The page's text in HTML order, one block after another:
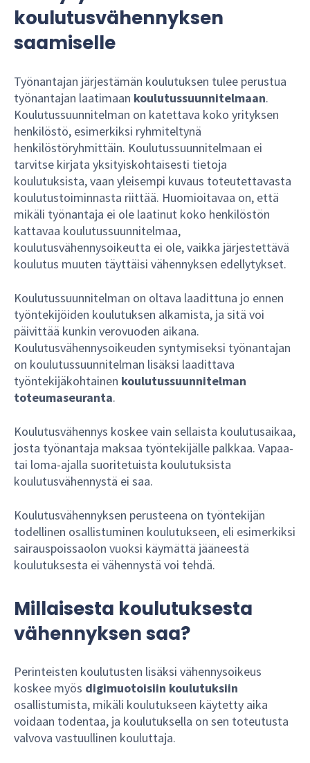
koulutusvähennyksen
saamiselle
Työnantajan järjestämän koulutuksen tulee perustua
työnantajan laatimaan koulutussuunnitelmaan.
Koulutussuunnitelman on katettava koko yrityksen
henkilöstö, esimerkiksi ryhmiteltynä
henkilöstöryhmittäin. Koulutussuunnitelmaan ei
tarvitse kirjata yksityiskohtaisesti tietoja
koulutuksista, vaan yleisempi kuvaus toteutettavasta
koulutustoiminnasta riittää. Huomioitavaa on, että
mikäli työnantaja ei ole laatinut koko henkilöstön
kattavaa koulutussuunnitelmaa,
koulutusvähennysoikeutta ei ole, vaikka järjestettävä
koulutus muuten täyttäisi vähennyksen edellytykset.
Koulutussuunnitelman on oltava laadittuna jo ennen
työntekijöiden koulutuksen alkamista, ja sitä voi
päivittää kunkin verovuoden aikana.
Koulutusvähennysoikeuden syntymiseksi työnantajan
on koulutussuunnitelman lisäksi laadittava
työntekijäkohtainen koulutussuunnitelman
toteumaseuranta.
Koulutusvähennys koskee vain sellaista koulutusaikaa,
josta työnantaja maksaa työntekijälle palkkaa. Vapaa-
tai loma-ajalla suoritetuista koulutuksista
koulutusvähennystä ei saa.
Koulutusvähennyksen perusteena on työntekijän
todellinen osallistuminen koulutukseen, eli esimerkiksi
sairauspoissaolon vuoksi käymättä jääneestä
koulutuksesta ei vähennystä voi tehdä.
Millaisesta koulutuksesta
vähennyksen saa?
Perinteisten koulutusten lisäksi vähennysoikeus
koskee myös digimuotoisiin koulutuksiin
osallistumista, mikäli koulutukseen käytetty aika
voidaan todentaa, ja koulutuksella on sen toteutusta
valvova vastuullinen kouluttaja.